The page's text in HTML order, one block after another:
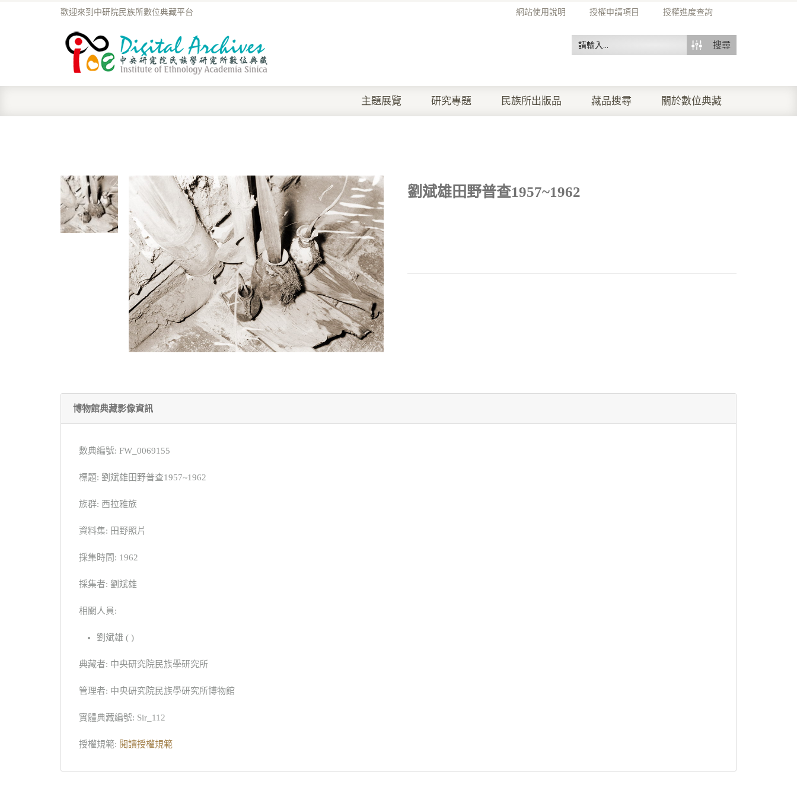
網站使用說明 授權申請項目 授權進度查詢
歡迎來到中研院民族所數位典藏平台
搜尋
主題展覽 研究專題 民族所出版品 藏品搜尋 關於數位典藏
劉斌雄田野普查1957~1962
博物館典藏影像資訊
數典編號: FW_0069155
標題: 劉斌雄田野普查1957~1962
族群: 西拉雅族
資料集: 田野照片
採集時間: 1962
採集者: 劉斌雄
相關人員:
劉斌雄 ( )
典藏者: 中央研究院民族學研究所
管理者: 中央研究院民族學研究所博物館
實體典藏編號: Sir_112
授權規範: 閱讀授權規範